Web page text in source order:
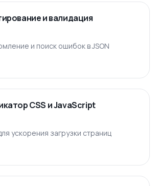
и валидация
и поиск ошибок в JSON
CSS и JavaScript
ускорения загрузки страниц